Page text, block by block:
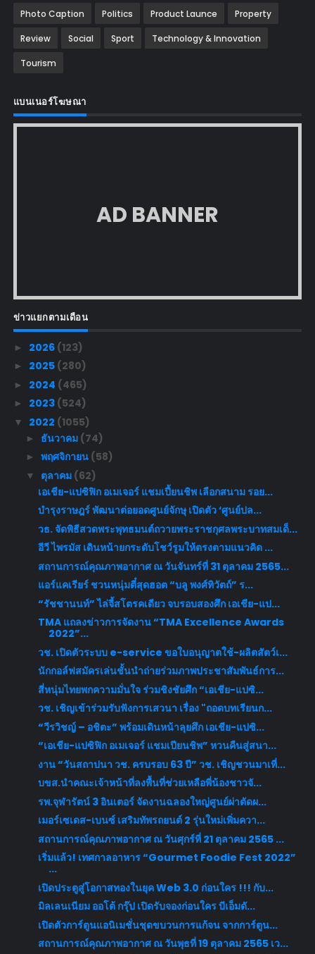
Photo Caption Politics Product Launce Property
Review Social Sport Technology & Innovation
Tourism
แบนเนอร์โฆษณา
AD BANNER
ข่าวแยกตามเดือน
► 2026 (123)
► 2025 (280)
► 2024 (465)
► 2023 (524)
▼ 2022 (1055)
► ธันวาคม (74)
► พฤศจิกายน (58)
▼ ตุลาคม (62)
เอเชีย-แปซิฟิก อเมเจอร์ แชมเปี้ยนชิพ เลือกสนาม รอย...
บำรุงราษฎร์ พัฒนาต่อยอดศูนย์จักษุ เปิดตัว ‘ศูนย์ปล...
วธ. จัดพิธีสวดพระพุทธมนต์ถวายพระราชกุศลพระบาทสมเด็...
อีวี ไพรมัส เดินหน้ายกระดับโชว์รูมให้ตรงตามแนวคิด ...
สถานการณ์คุณภาพอากาศ ณ วันจันทร์ที่ 31 ตุลาคม 2565...
แอร์แคเรียร์ ชวนหนุ่มตี๋สุดฮอต “บลู พงศ์ทิวัตถ์” ร...
“รัชชานนท์” ไล่จี้สโตรคเดียว จบรอบสองศึก เอเชีย-แป...
TMA แถลงข่าวการจัดงาน “TMA Excellence Awards
2022”...
วช. เปิดตัวระบบ e-service ขอใบอนุญาตใช้-ผลิตสัตว์เ...
นักกอล์ฟสมัครเล่นชั้นนำถ่ายร่วมภาพประชาสัมพันธ์การ...
สี่หนุ่มไทยพกความมั่นใจ ร่วมชิงชัยศึก “เอเชีย-แปซิ...
วช. เชิญเข้าร่วมรับฟังการเสวนา เรื่อง "ถอดบทเรียนก...
“วีรวิชญ์ – อชิตะ” พร้อมเดินหน้าลุยศึก เอเชีย-แปซิ...
“เอเชีย-แปซิฟิก อเมเจอร์ แชมเปียนชิพ” หวนคืนสู่สนา...
งาน “วันสถาปนา วช. ครบรอบ 63 ปี” วช. เชิญชวนมาเที่...
บขส.นำคณะเจ้าหน้าที่ลงพื้นที่ช่วยเหลือพี่น้องชาวจั...
รพ.จุฬารัตน์ 3 อินเตอร์ จัดงานฉลองใหญ่ศูนย์ผ่าตัดผ...
เมอร์เซเดส-เบนซ์ เสริมทัพรถยนต์ 2 รุ่นใหม่เพิ่มควา...
สถานการณ์คุณภาพอากาศ ณ วันศุกร์ที่ 21 ตุลาคม 2565 ...
เริ่มแล้ว! เทศกาลอาหาร “Gourmet Foodie Fest 2022”
...
เปิดประตูสู่โอกาสทองในยุค Web 3.0 ก่อนใคร !!! กับ...
มิลเลนเนียม ออโต้ กรุ๊ป เปิดรับจองก่อนใคร บีเอ็มดั...
เปิดตัวการ์ตูนแอนิเมชั่นชุดขบวนการแก้จน จากการ์ตูน...
สถานการณ์คุณภาพอากาศ ณ วันพุธที่ 19 ตุลาคม 2565 เว...